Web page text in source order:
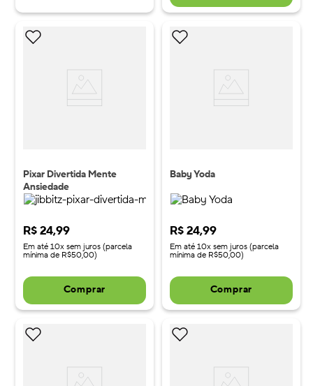
Pixar Divertida Mente
Ansiedade
R$24,99
Em até 10x sem juros (parcela
mínima de R$50,00)
Comprar
Baby Yoda
R$24,99
Em até 10x sem juros (parcela
mínima de R$50,00)
Comprar